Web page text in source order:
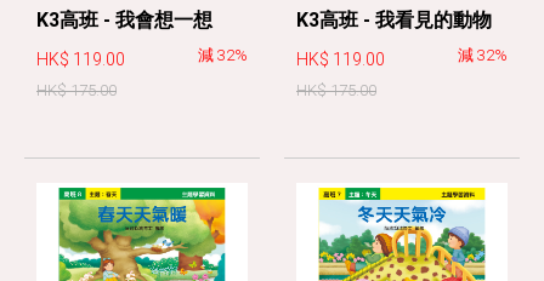
K3高班 - 我會想一想
HK$ 119.00
HK$ 175.00
減 32%
K3高班 - 我看見的動物
HK$ 119.00
HK$ 175.00
減 32%